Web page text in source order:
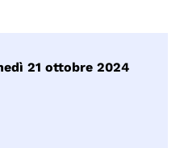
21 ottobre 2024